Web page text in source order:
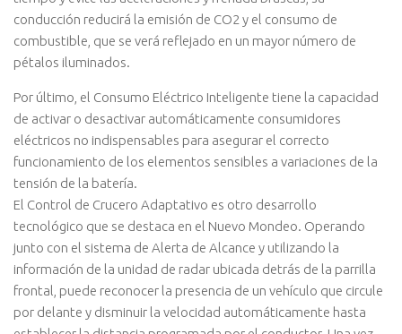
conducción reducirá la emisión de CO2 y el consumo de
combustible, que se verá reflejado en un mayor número de
pétalos iluminados.
Por último, el Consumo Eléctrico Inteligente tiene la capacidad
de activar o desactivar automáticamente consumidores
eléctricos no indispensables para asegurar el correcto
funcionamiento de los elementos sensibles a variaciones de la
tensión de la batería.
El Control de Crucero Adaptativo es otro desarrollo
tecnológico que se destaca en el Nuevo Mondeo. Operando
junto con el sistema de Alerta de Alcance y utilizando la
información de la unidad de radar ubicada detrás de la parrilla
frontal, puede reconocer la presencia de un vehículo que circule
por delante y disminuir la velocidad automáticamente hasta